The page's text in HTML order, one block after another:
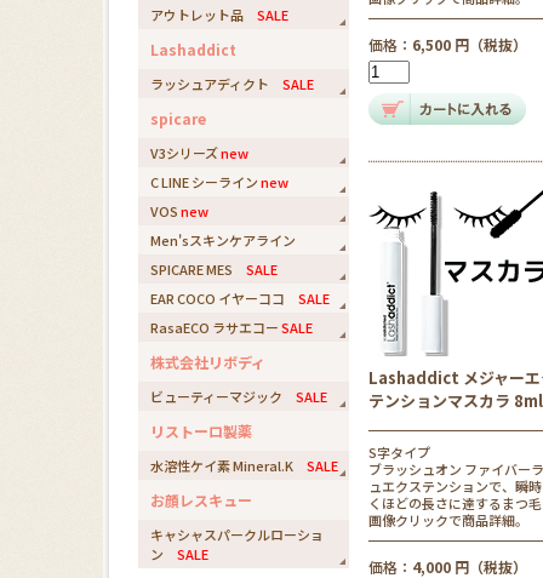
アウトレット品 SALE
Lashaddict
ラッシュアディクト SALE
spicare
V3シリーズnew
C LINE シーラインnew
VOSnew
Men'sスキンケアライン
SPICARE MES SALE
EAR COCO イヤーココ SALE
RasaECO ラサエコーSALE
株式会社リボディ
ビューティーマジック SALE
リストーロ製薬
水溶性ケイ素 Mineral.K SALE
お顔レスキュー
キャシャスパークルローショ
ン SALE
価格： 6,500 円（税抜）
Lashaddict メジャーエ
テンションマスカラ 8ml
S字タイプ
ブラッシュオン ファイバー
ュエクステンションで、瞬
くほどの長さに達するまつ
画像クリックで商品詳細。
価格： 4,000 円（税抜）